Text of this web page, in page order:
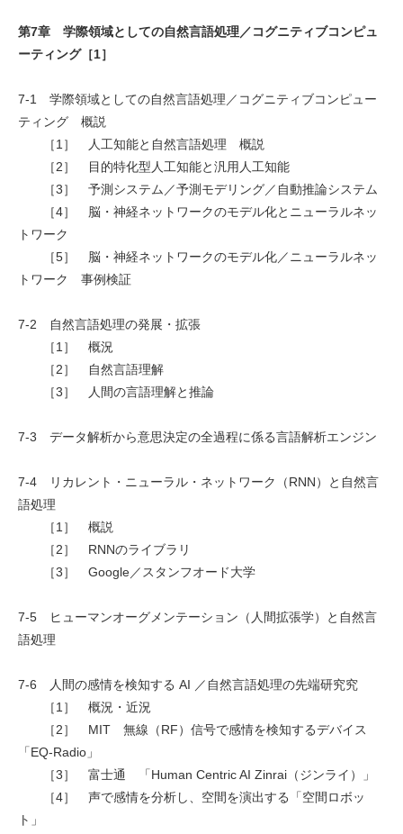
第7章 学際領域としての自然言語処理／コグニティブコンピュ
ーティング［1］
7-1 学際領域としての自然言語処理／コグニティブコンピュー
ティング 概説
［1］ 人工知能と自然言語処理 概説
［2］ 目的特化型人工知能と汎用人工知能
［3］ 予測システム／予測モデリング／自動推論システム
［4］ 脳・神経ネットワークのモデル化とニューラルネッ
トワーク
［5］ 脳・神経ネットワークのモデル化／ニューラルネッ
トワーク 事例検証
7-2 自然言語処理の発展・拡張
［1］ 概況
［2］ 自然言語理解
［3］ 人間の言語理解と推論
7-3 データ解析から意思決定の全過程に係る言語解析エンジン
7-4 リカレント・ニューラル・ネットワーク（RNN）と自然言
語処理
［1］ 概説
［2］ RNNのライブラリ
［3］ Google／スタンフオード大学
7-5 ヒューマンオーグメンテーション（人間拡張学）と自然言
語処理
7-6 人間の感情を検知する AI ／自然言語処理の先端研究究
［1］ 概況・近況
［2］ MIT 無線（RF）信号で感情を検知するデバイス
「EQ-Radio」
［3］ 富士通 「Human Centric AI Zinrai（ジンライ）」
［4］ 声で感情を分析し、空間を演出する「空間ロボッ
ト」